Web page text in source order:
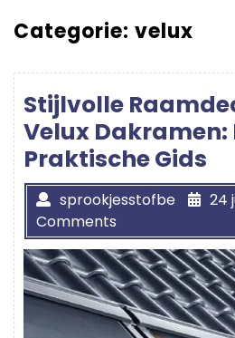
Categorie: velux
Stijlvolle
Velux Dakramen:
Praktische Gids
sprookjesstofbe 24
Comments